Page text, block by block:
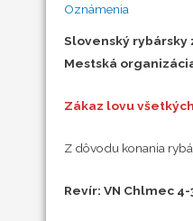
Oznámenia
Slovenský rybársky
Mestská
Zákaz lovu
Z dôvodu konania
Revír: VN Chlmec 4-